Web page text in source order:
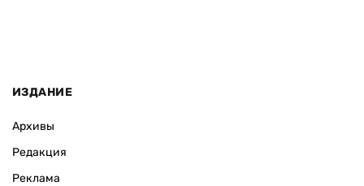
ИЗДАНИЕ
Архивы
Редакция
Реклама